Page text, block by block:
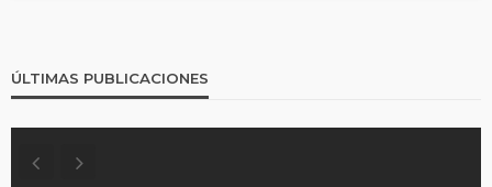
ÚLTIMAS PUBLICACIONES